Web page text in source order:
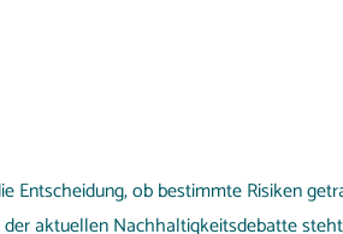
Entscheidung, ob bestimmte Risiken
aktuellen Nachhaltigkeitsdebatte